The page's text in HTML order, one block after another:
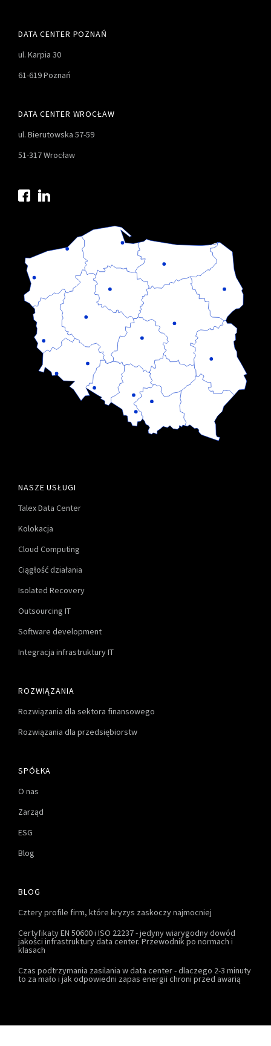
DATA CENTER POZNAŃ
ul. Karpia 30
61-619 Poznań
DATA CENTER WROCŁAW
ul. Bierutowska 57-59
51-317 Wrocław
NASZE USŁUGI
Talex Data Center
Kolokacja
Cloud Computing
Ciągłość działania
Isolated Recovery
Outsourcing IT
Software development
Integracja infrastruktury IT
ROZWIĄZANIA
Rozwiązania dla sektora finansowego
Rozwiązania dla przedsiębiorstw
SPÓŁKA
O nas
Zarząd
ESG
Blog
BLOG
Cztery profile firm, które kryzys zaskoczy najmocniej
Certyfikaty EN 50600 i ISO 22237 - jedyny wiarygodny dowód
jakości infrastruktury data center. Przewodnik po normach i
klasach
Czas podtrzymania zasilania w data center - dlaczego 2-3 minuty
to za mało i jak odpowiedni zapas energii chroni przed awarią